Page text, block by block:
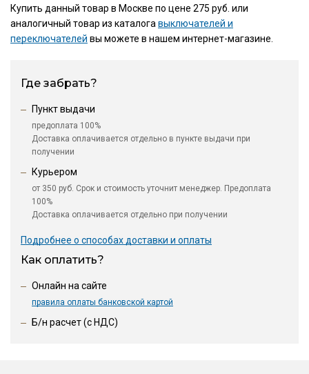
Купить данный товар в Москве по цене 275 руб. или
аналогичный товар из каталогавыключателей и
переключателей вы можете в нашем интернет-магазине.
Где забрать?
Пункт выдачи
предоплата 100%
Доставка оплачивается отдельно в пункте выдачи при
получении
Курьером
от 350 руб. Срок и стоимость уточнит менеджер. Предоплата
100%
Доставка оплачивается отдельно при получении
Подробнее о способах доставки и оплаты
Как оплатить?
Онлайн на сайте
правила оплаты банковской картой
Б/н расчет (c НДС)